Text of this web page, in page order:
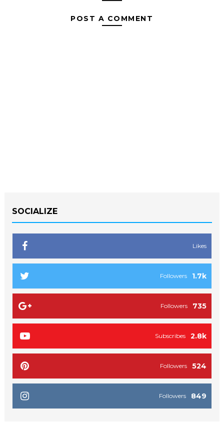
POST A COMMENT
SOCIALIZE
Likes
1.7k
Followers
735
Followers
2.8k
Subscribes
524
Followers
849
Followers